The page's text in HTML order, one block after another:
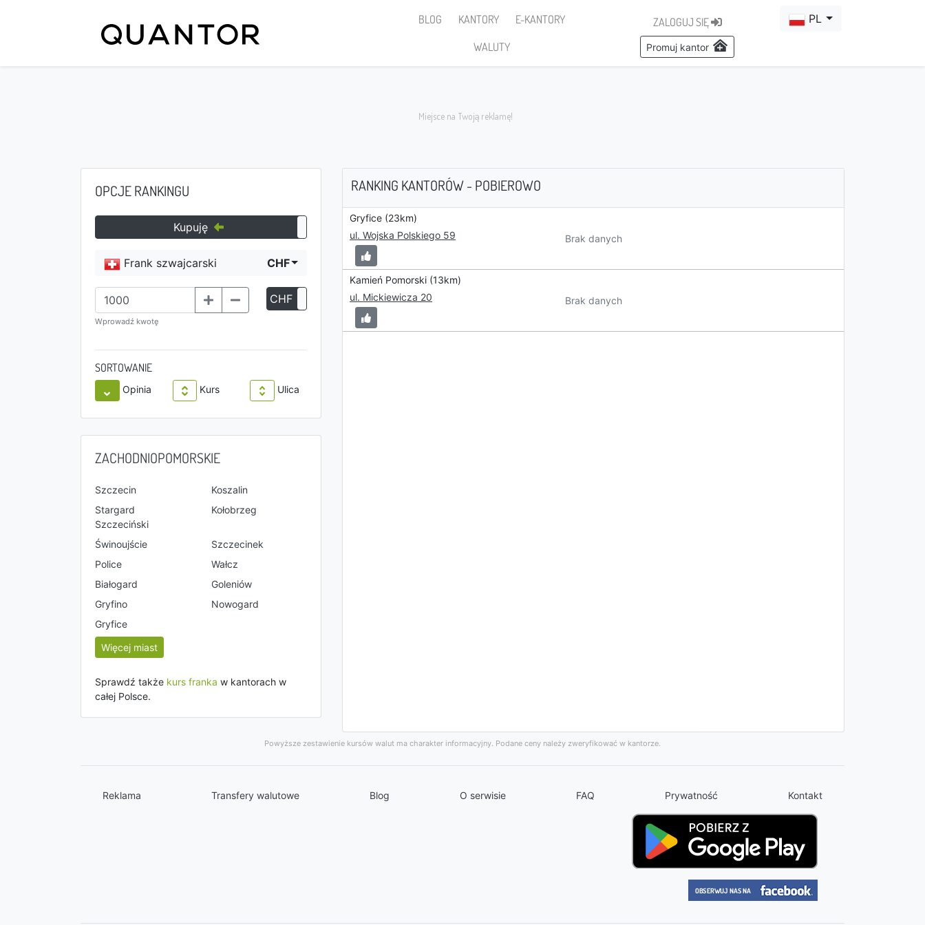
BLOG KANTORY
E-KANTORY
WALUTY
ZALOGUJ SIĘ
Promuj kantor
PL
OPCJE RANKINGU
Kupuję Sprzedaję
Frank szwajcarski CHF
Wprowadź kwotę
CHF
SORTOWANIE
Opinia Kurs Ulica
ZACHODNIOPOMORSKIE
Szczecin
Koszalin
Stargard
Szczeciński
Kołobrzeg
Świnoujście
Szczecinek
Police
Wałcz
Białogard
Goleniów
Gryfino
Nowogard
Gryfice
Więcej miast
Sprawdź także kurs franka w kantorach w
całej Polsce.
RANKING KANTORÓW - POBIEROWO
Gryfice (23km)
ul. Wojska Polskiego 59
Brak danych
Kamień Pomorski (13km)
ul. Mickiewicza 20
Brak danych
Powyższe zestawienie kursów walut ma charakter informacyjny. Podane ceny należy zweryfikować w kantorze.
Reklama Transfery walutowe Blog O serwisie FAQ Prywatność Kontakt